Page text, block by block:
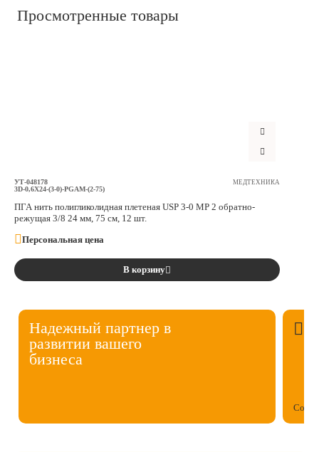
Просмотренные товары
УТ-048178
3D-0,6X24-(3-0)-PGAM-(2-75)
МЕДТЕХНИКА
ПГА нить полигликолидная плетеная USP 3-0 MР 2 обратно-
режущая 3/8 24 мм, 75 см, 12 шт.
Персональная цена
В корзину
Надежный партнер в
развитии вашего
бизнеса